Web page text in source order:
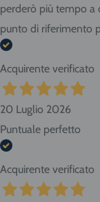
perderò più tempo a
punto di riferimento
Acquirente verificato
20 Luglio 2026
Puntuale perfetto
Acquirente verificato